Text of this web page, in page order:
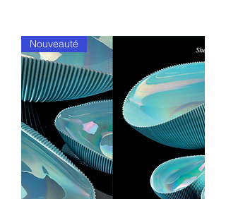
Nouveauté